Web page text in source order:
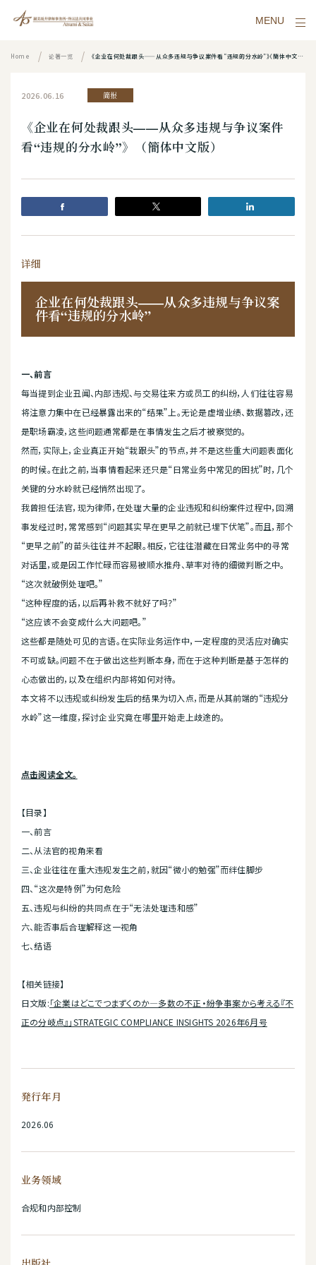
MENU
Home 论著一览 《企业在何处裁跟头——从众多违规与争议案件看“违规的分水岭”》（簡体中文版）
2026.06.16 简报
《企业在何处裁跟头——从众多违规与争议案件
看“违规的分水岭”》（簡体中文版）
详细
企业在何处裁跟头——从众多违规与争议案
件看“违规的分水岭”
一、前言
每当提到企业丑闻、内部违规、与交易往来方或员工的纠纷，人们往往容易
将注意力集中在已经暴露出来的“结果”上。无论是虚增业绩、数据篡改，还
是职场霸凌，这些问题通常都是在事情发生之后才被察觉的。
然而，实际上，企业真正开始“栽跟头”的节点，并不是这些重大问题表面化
的时候。在此之前，当事情看起来还只是“日常业务中常见的困扰”时，几个
关键的分水岭就已经悄然出现了。
我曾担任法官，现为律师，在处理大量的企业违规和纠纷案件过程中，回溯
事发经过时，常常感到“问题其实早在更早之前就已埋下伏笔”。而且，那个
“更早之前”的苗头往往并不起眼。相反，它往往潜藏在日常业务中的寻常
对话里，或是因工作忙碌而容易被顺水推舟、草率对待的细微判断之中。
“这次就破例处理吧。”
“这种程度的话，以后再补救不就好了吗？”
“这应该不会变成什么大问题吧。”
这些都是随处可见的言语。在实际业务运作中，一定程度的灵活应对确实
不可或缺。问题不在于做出这些判断本身，而在于这种判断是基于怎样的
心态做出的，以及在组织内部将如何对待。
本文将不以违规或纠纷发生后的结果为切入点，而是从其前端的“违规分
水岭”这一维度，探讨企业究竟在哪里开始走上歧途的。
点击阅读全文。
【目录】
一、前言
二、从法官的视角来看
三、企业往往在重大违规发生之前，就因“微小的勉强”而绊住脚步
四、“这次是特例”为何危险
五、违规与纠纷的共同点在于“无法处理违和感”
六、能否事后合理解释这一视角
七、结语
【相关链接】
日文版:「企業はどこでつまずくのか―多数の不正・紛争事案から考える『不
正の分岐点』」STRATEGIC COMPLIANCE INSIGHTS 2026年6月号
発行年月
2026.06
业务领域
合规和内部控制